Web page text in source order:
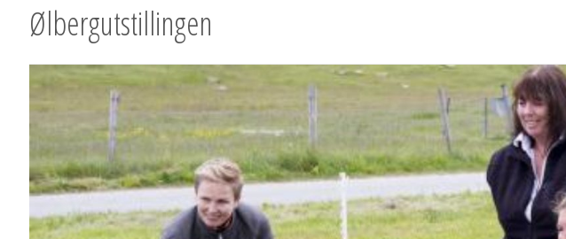
Ølbergutstillingen